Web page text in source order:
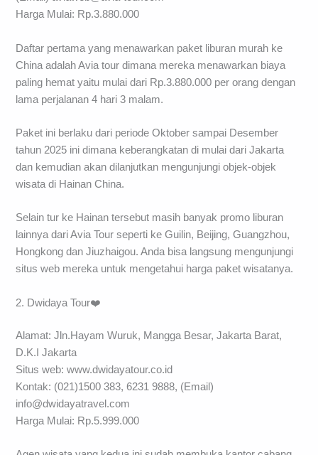
Harga Mulai: Rp.3.880.000
Daftar pertama yang menawarkan paket liburan murah ke
China adalah Avia tour dimana mereka menawarkan biaya
paling hemat yaitu mulai dari Rp.3.880.000 per orang dengan
lama perjalanan 4 hari 3 malam.
Paket ini berlaku dari periode Oktober sampai Desember
tahun 2025 ini dimana keberangkatan di mulai dari Jakarta
dan kemudian akan dilanjutkan mengunjungi objek-objek
wisata di Hainan China.
Selain tur ke Hainan tersebut masih banyak promo liburan
lainnya dari Avia Tour seperti ke Guilin, Beijing, Guangzhou,
Hongkong dan Jiuzhaigou. Anda bisa langsung mengunjungi
situs web mereka untuk mengetahui harga paket wisatanya.
2. Dwidaya Tour❤️
Alamat: Jln.Hayam Wuruk, Mangga Besar, Jakarta Barat,
D.K.I Jakarta
Situs web: www.dwidayatour.co.id
Kontak: (021)1500 383, 6231 9888, (Email)
info@dwidayatravel.com
Harga Mulai: Rp.5.999.000